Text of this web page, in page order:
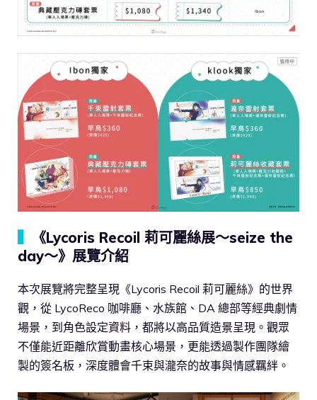
《Lycoris Recoil 莉可麗絲展～seize the
day～》展覽介紹
本次展覽將完整呈現《Lycoris Recoil 莉可麗絲》的世界
觀，從 LycoReco 咖啡廳、水族館、DA 總部等經典劇情
場景，到角色設定資料，都將以高品質造景呈現。觀眾
不僅能近距離欣賞動畫核心場景，更能透過製作團隊繪
製的簽名板，深度體會千束與瀧奈的故事與情感羈絆。